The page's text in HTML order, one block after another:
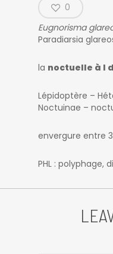
0
Eugnorisma
Paradiarsia
la noctuelle à I
Lépidoptère –
Noctuinae –
envergure entre
PHL : polyphage,